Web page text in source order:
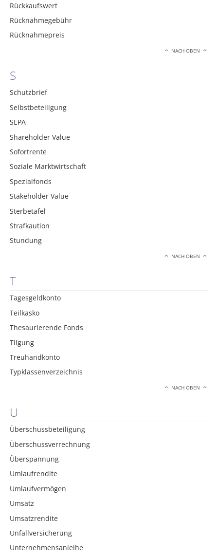
Rückkaufswert
Rücknahmegebühr
Rücknahmepreis
NACH OBEN
S
Schutzbrief
Selbstbeteiligung
SEPA
Shareholder Value
Sofortrente
Soziale Marktwirtschaft
Spezialfonds
Stakeholder Value
Sterbetafel
Strafkaution
Stundung
NACH OBEN
T
Tagesgeldkonto
Teilkasko
Thesaurierende Fonds
Tilgung
Treuhandkonto
Typklassenverzeichnis
NACH OBEN
U
Überschussbeteiligung
Überschussverrechnung
Überspannung
Umlaufrendite
Umlaufvermögen
Umsatz
Umsatzrendite
Unfallversicherung
Unternehmensanleihe